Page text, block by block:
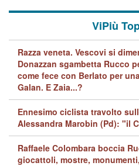
ViPiù
Razza veneta. Vescovi si
Donazzan sgambetta Rucco
come fece con Berlato per
Galan. E Zaia...?
Ennesimo ciclista travolto
Alessandra Marobin (Pd): "il
Raffaele Colombara boccia
giocattoli, mostre,